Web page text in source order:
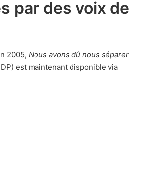
par des voix de
2005, Nous avons dû nous séparer
est maintenant disponible via